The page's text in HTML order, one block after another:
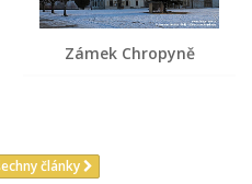
Zámek Chropyně
články